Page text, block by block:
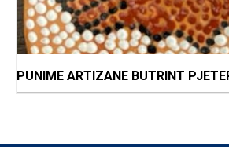
PUNIME ARTIZANE BUTRINT